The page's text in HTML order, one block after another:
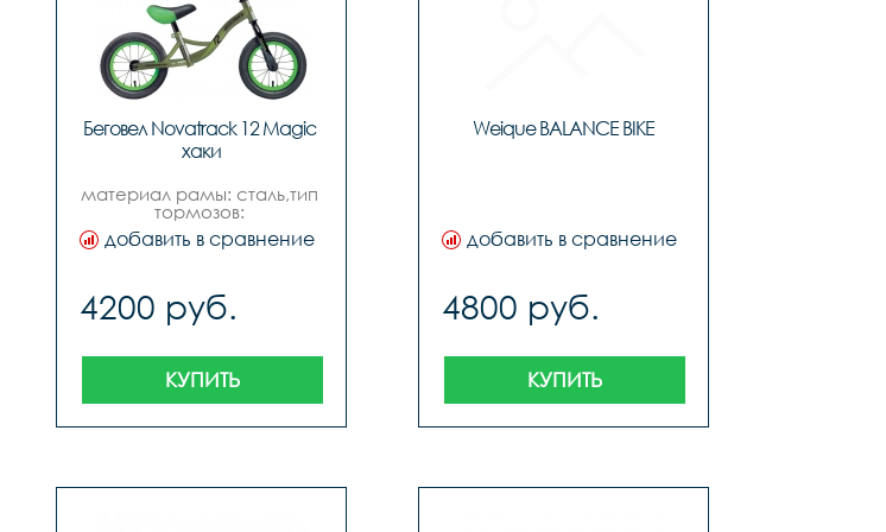
Беговел Novatrack 12 Magic
хаки
материал рамы: сталь,тип
тормозов:
ножной,диаметр колес:
12,вилка: жесткая,пол: для
добавить в сравнение
4200 руб.
КУПИТЬ
Weique BALANCE BIKE
добавить в сравнение
4800 руб.
КУПИТЬ